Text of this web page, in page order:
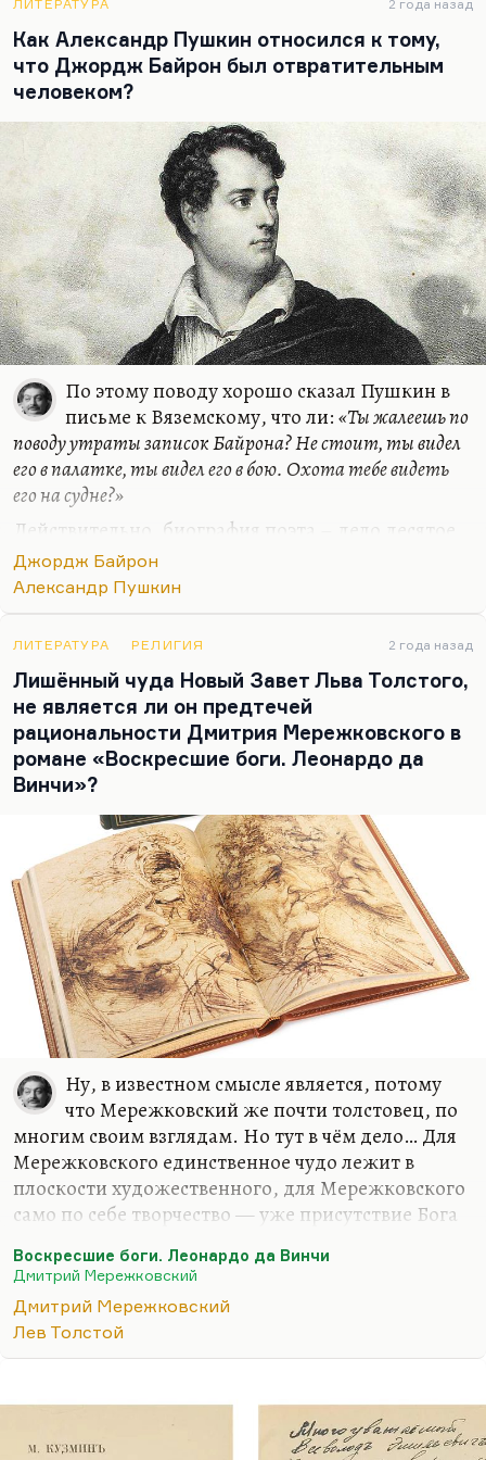
из Заболоцкого, который это понимал:
И если печешься о деле,
Но коль ты хлопочешь на деле
О благе, о счастье людей,
Как мог ты не видеть доселе
Сокровища…
ЛИТЕРАТУРА 2 года назад
Как Александр Пушкин относился к тому,
что Джордж Байрон был отвратительным
человеком?
По этому поводу хорошо сказал Пушкин в
письме к Вяземскому, что ли:«Ты жалеешь по
поводу утраты записок Байрона? Не стоит, ты видел
его в палатке, ты видел его в бою. Охота тебе видеть
его на судне?»
Действительно, биография поэта – дело десятое,
и Пушкин вряд ли бы ей сильно заинтересовался,
потому что за собой много всего знал. Если
дурной человек (если сравнивать с современными
романтиками). В том смысле, что я называю
романтизм предтечей фашизма. Презрение к
человеку, презрение к толпе, культ
сверхчеловека. То, что говорила Лидия Яковлевна
Гинзбург:«Романтизм надо уничтожить». Да, что-
то, наверное, такое.
Джордж Байрон
Александр Пушкин
ЛИТЕРАТУРА РЕЛИГИЯ 2 года назад
Лишённый чуда Новый Завет Льва Толстого,
не является ли он предтечей
рациональности Дмитрия Мережковского в
романе «Воскресшие боги. Леонардо да
Винчи»?
Ну, в известном смысле является, потому
что Мережковский же почти толстовец, по
многим своим взглядам. Но тут в чём дело… Для
Мережковского единственное чудо лежит в
плоскости художественного, для Мережковского
само по себе творчество — уже присутствие Бога
знаем, гораздо более прозаически, в последние
годы как к игрушке. В остальном, конечно,
Мережковский рационален. Да, он
действительно считает, что вера — это вопрос
Понимаете, слишком часто иррациональными
Воскресшие боги. Леонардо да Винчи
Дмитрий Мережковский
Дмитрий Мережковский
Лев Толстой